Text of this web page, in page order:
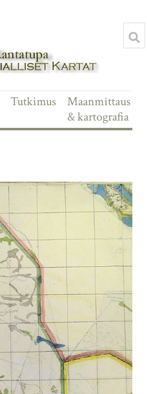
Tutkimus
Maanmittaus
& kartografia